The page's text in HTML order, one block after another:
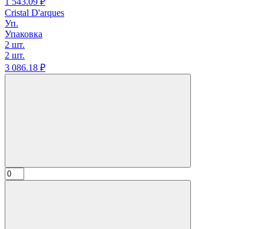
Cristal D'arques
Уп.
Упаковка
2 шт.
2 шт.
3 086.18 ₽